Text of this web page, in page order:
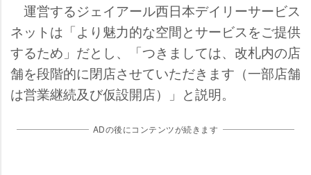
運営するジェイアール西日本デイリーサービス
ネットは「より魅力的な空間とサービスをご提供
するため」だとし、「つきましては、改札内の店
舗を段階的に閉店させていただきます（一部店舗
は営業継続及び仮設開店）」と説明。
ADの後にコンテンツが続きます